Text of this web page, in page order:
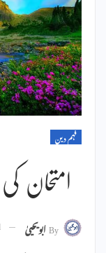
فہم دین
امتحان
Byابویحییٰ